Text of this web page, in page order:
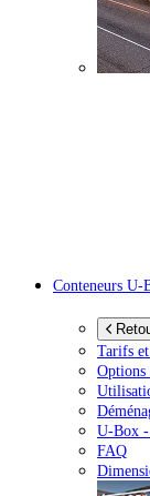
Conteneurs U-
Tarifs
Options
U-Box -
FAQ